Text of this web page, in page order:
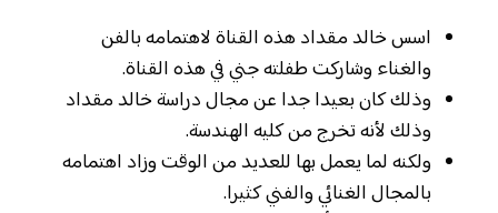
اسس خالد مقداد هذه القناة لاهتمامه بالفن
والغناء وشاركت طفلته جني في هذه القناة.
وذلك كان بعيدا جدا عن مجال دراسة خالد مقداد
وذلك لأنه تخرج من كليه الهندسة.
ولكنه لما يعمل بها للعديد من الوقت وزاد اهتمامه
بالمجال الغنائي والفني كثيرا.